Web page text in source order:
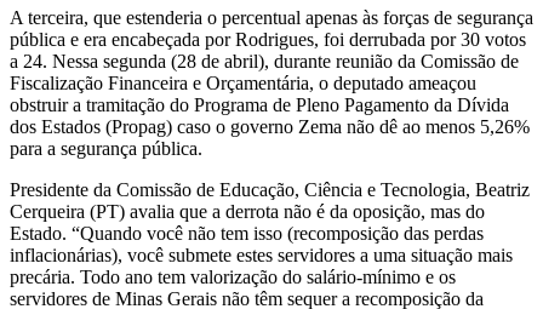
A terceira, que estenderia o percentual apenas às forças de segurança
pública e era encabeçada por Rodrigues, foi derrubada por 30 votos
a 24. Nessa segunda (28 de abril), durante reunião da Comissão de
Fiscalização Financeira e Orçamentária, o deputado ameaçou
obstruir a tramitação do Programa de Pleno Pagamento da Dívida
dos Estados (Propag) caso o governo Zema não dê ao menos 5,26%
para a segurança pública.
Presidente da Comissão de Educação, Ciência e Tecnologia, Beatriz
Cerqueira (PT) avalia que a derrota não é da oposição, mas do
Estado. “Quando você não tem isso (recomposição das perdas
inflacionárias), você submete estes servidores a uma situação mais
precária. Todo ano tem valorização do salário-mínimo e os
servidores de Minas Gerais não têm sequer a recomposição da